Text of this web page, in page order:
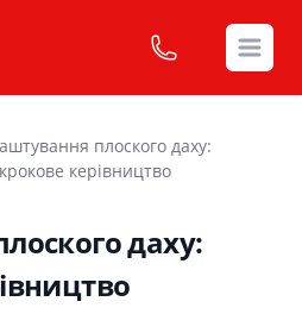
плоского даху:
керівництво
даху: